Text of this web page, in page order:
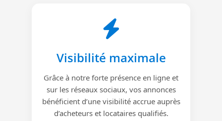
Visibilité maximale
Grâce à notre forte présence en ligne et
sur les réseaux sociaux, vos annonces
bénéficient d’une visibilité accrue auprès
d’acheteurs et locataires qualifiés.